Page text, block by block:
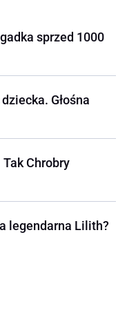
sprzed 1000
Głośna
Tak Chrobry
legendarna Lilith?